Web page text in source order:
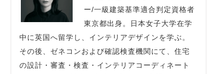
ー/一級建築基準適合判定資格者
東京都出身。日本女子大学在学
中に英国へ留学し、インテリアデザインを学ぶ。
その後、ゼネコンおよび確認検査機関にて、住宅
の設計・審査・検査・インテリアコーディネート